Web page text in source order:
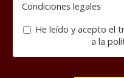
Condiciones legales
He leído y acepto el
a la